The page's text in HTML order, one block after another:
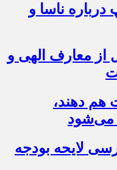
درباره ناسا و
از معارف الهی و
دهند،
می‌شود
لایحه بودجه